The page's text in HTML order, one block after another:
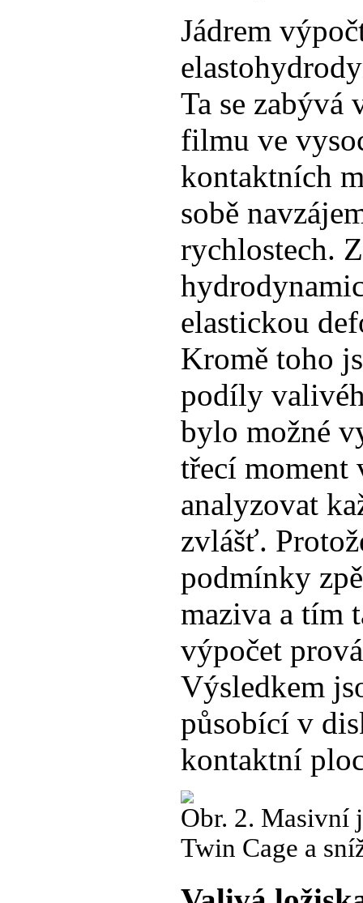
Jádrem
Ta se zabývá
filmu ve
kontaktních
sobě
rychlostech.
elastickou
Kromě toho
podíly
bylo možné
třecí moment
analyzovat
zvlášť.
podmínky
maziva a tím
výpočet
Výsledkem
působící v
kontaktní
Obr. 2. Masivní
Twin Cage a